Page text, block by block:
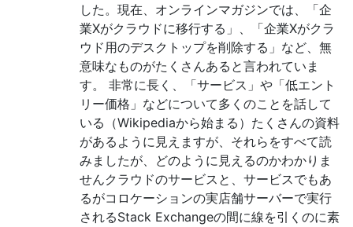
した。現在、オンラインマガジンでは、「企
業Xがクラウドに移行する」、「企業Xがクラ
ウド用のデスクトップを削除する」など、無
意味なものがたくさんあると言われていま
す。 非常に長く、「サービス」や「低エント
リー価格」などについて多くのことを話して
いる（Wikipediaから始まる）たくさんの資料
があるように見えますが、それらをすべて読
みましたが、どのように見えるのかわかりま
せんクラウドのサービスと、サービスでもあ
るがコロケーションの実店舗サーバーで実行
されるStack Exchangeの間に線を引くのに素